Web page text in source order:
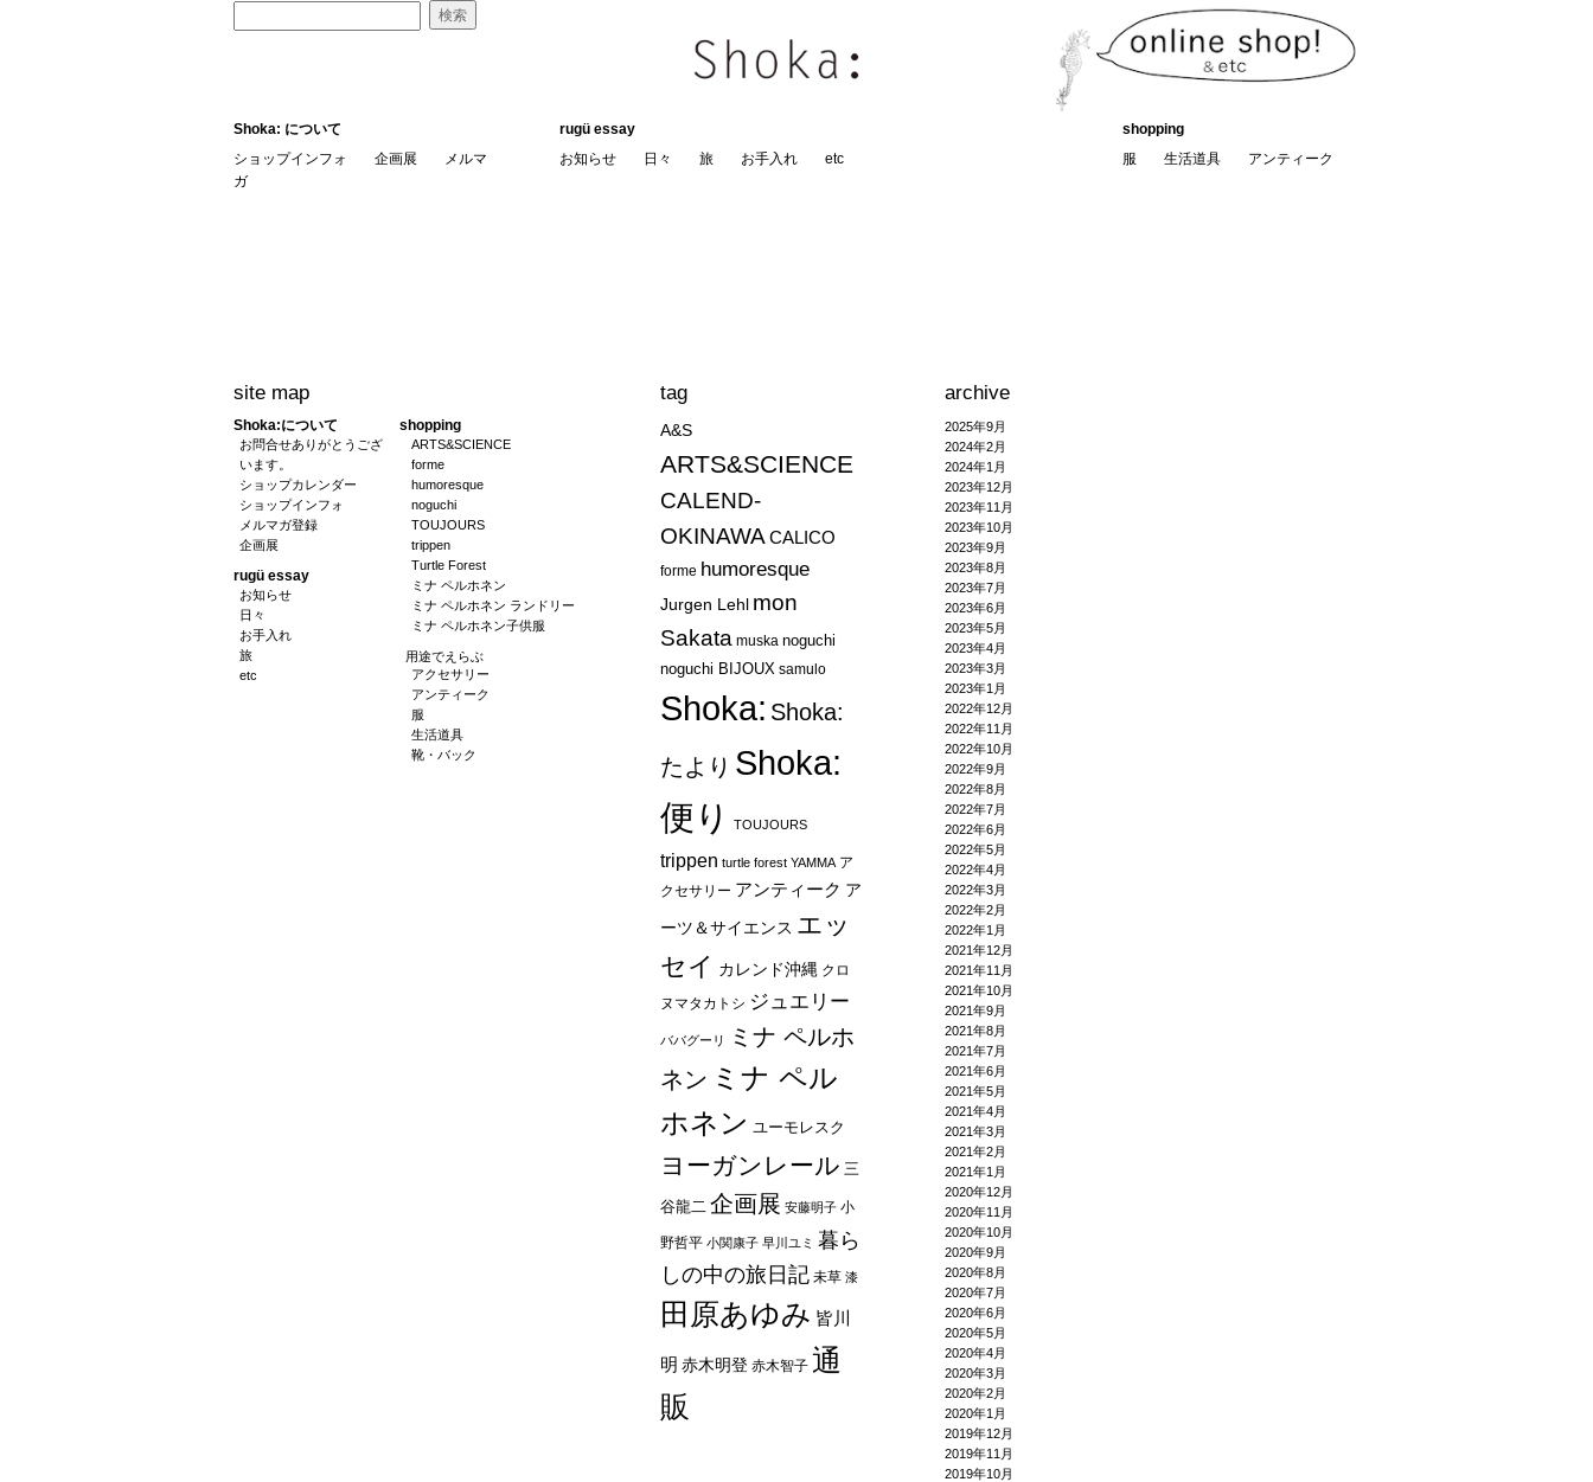
Shoka: について
ショップインフォ
企画展
メルマ
ガ
rugü essay
お知らせ
日々 旅 お手入れ etc
shopping
服
生活道具 アンティーク
site map
Shoka:について
お問合せありがとうござ
います。
ショップカレンダー
ショップインフォ
メルマガ登録
企画展
rugü essay
お知らせ
日々
お手入れ
旅
etc
shopping
ARTS&SCIENCE
forme
humoresque
noguchi
TOUJOURS
trippen
Turtle Forest
ミナ ペルホネン
ミナ ペルホネン ランドリー
ミナ ペルホネン子供服
用途でえらぶ
アクセサリー
アンティーク
服
生活道具
靴・バック
tag
A&S
ARTS&SCIENCE
CALEND-
OKINAWA CALICO
forme humoresque
Jurgen Lehl mon
Sakata muska noguchi
noguchi BIJOUX samulo
Shoka: Shoka:
たより Shoka:
便り
TOUJOURS
trippen turtle forest YAMMA ア
クセサリー アンティーク ア
ーツ＆サイエンス エッ
セイ カレンド沖縄 クロ
ヌマタカトシ ジュエリー
ババグーリ
ミナ ペルホ
ネン ミナ ペル
ホネン ユーモレスク
ヨーガンレール 三
谷龍二 企画展 安藤明子 小
野哲平 小関康子 早川ユミ 暮ら
しの中の旅日記 未草 漆
田原あゆみ 皆川
明 赤木明登 赤木智子 通
販
archive
2025年9月
2024年2月
2024年1月
2023年12月
2023年11月
2023年10月
2023年9月
2023年8月
2023年7月
2023年6月
2023年5月
2023年4月
2023年3月
2023年1月
2022年12月
2022年11月
2022年10月
2022年9月
2022年8月
2022年7月
2022年6月
2022年5月
2022年4月
2022年3月
2022年2月
2022年1月
2021年12月
2021年11月
2021年10月
2021年9月
2021年8月
2021年7月
2021年6月
2021年5月
2021年4月
2021年3月
2021年2月
2021年1月
2020年12月
2020年11月
2020年10月
2020年9月
2020年8月
2020年7月
2020年6月
2020年5月
2020年4月
2020年3月
2020年2月
2020年1月
2019年12月
2019年11月
2019年10月